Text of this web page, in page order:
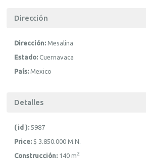
Dirección
Dirección: Mesalina
Estado: Cuernavaca
País: Mexico
Detalles
( id ): 5987
Price: $ 3.850.000 M.N.
Construcción: 140 m2